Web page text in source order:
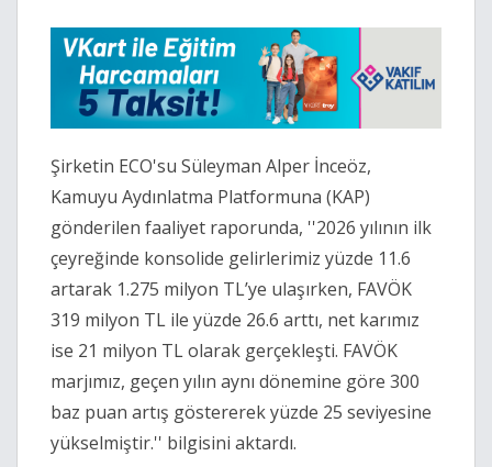
Şirketin ECO'su Süleyman Alper İnceöz,
Kamuyu Aydınlatma Platformuna (KAP)
gönderilen faaliyet raporunda, ''2026 yılının ilk
çeyreğinde konsolide gelirlerimiz yüzde 11.6
artarak 1.275 milyon TL’ye ulaşırken, FAVÖK
319 milyon TL ile yüzde 26.6 arttı, net karımız
ise 21 milyon TL olarak gerçekleşti. FAVÖK
marjımız, geçen yılın aynı dönemine göre 300
baz puan artış göstererek yüzde 25 seviyesine
yükselmiştir.'' bilgisini aktardı.